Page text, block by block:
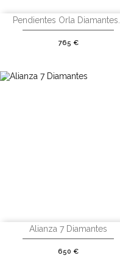
Pendientes Orla Diamantes...
Precio
765 €
Alianza 7 Diamantes
Precio
650 €